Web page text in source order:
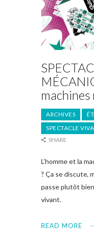
ARCHIVES
SPECTACLE
SHARE
L’homme et la
? Ça se discute,
passe plutôt
vivant.
READ MORE